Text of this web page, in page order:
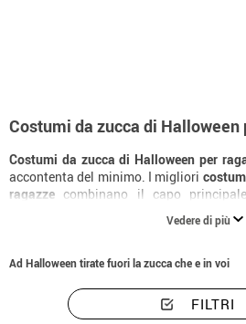
Costumi da zucca di Halloween
Costumi da zucca di Halloween per
accontenta del minimo. I migliori
ragazze combinano il capo
rendono il personaggio riconoscibile
costumi da zucca diVedere di più
Ad Halloween tirate fuori la zucca che e in voi
FILTRI